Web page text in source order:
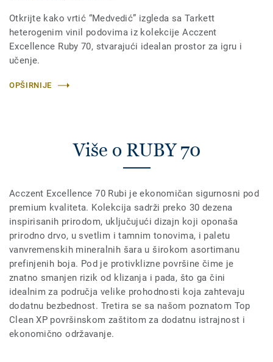
Otkrijte kako vrtić “Medvedić” izgleda sa Tarkett
heterogenim vinil podovima iz kolekcije Acczent
Excellence Ruby 70, stvarajući idealan prostor za igru i
učenje.
OPŠIRNIJE
Više o RUBY 70
Acczent Excellence 70 Rubi je ekonomičan sigurnosni pod
premium kvaliteta. Kolekcija sadrži preko 30 dezena
inspirisanih prirodom, uključujući dizajn koji oponaša
prirodno drvo, u svetlim i tamnim tonovima, i paletu
vanvremenskih mineralnih šara u širokom asortimanu
prefinjenih boja. Pod je protivklizne površine čime je
znatno smanjen rizik od klizanja i pada, što ga čini
idealnim za područja velike prohodnosti koja zahtevaju
dodatnu bezbednost. Tretira se sa našom poznatom Top
Clean XP površinskom zaštitom za dodatnu istrajnost i
ekonomično održavanje.